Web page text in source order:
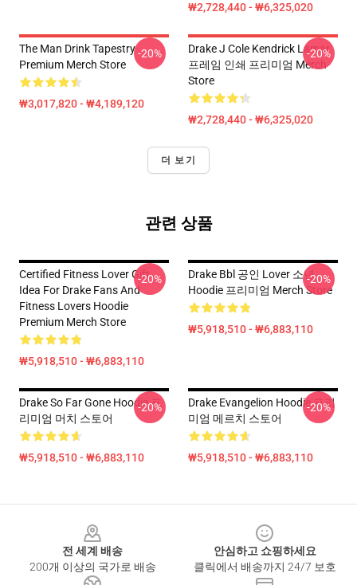
₩2,728,440 - ₩6,325,020
The Man Drink Tapestry
Premium Merch Store
₩3,017,820 - ₩4,189,120
-20%
Drake J Cole Kendrick Lamar
프레임 인쇄 프리미엄 Merch
Store
₩2,728,440 - ₩6,325,020
-20%
더 보기
관련 상품
Certified Fitness Lover Gift
Idea For Drake Fans And
Fitness Lovers Hoodie
Premium Merch Store
₩5,918,510 - ₩6,883,110
-20%
Drake Bbl 공인 Lover 소년
Hoodie 프리미엄 Merch Store
₩5,918,510 - ₩6,883,110
-20%
Drake So Far Gone Hoodie 프
리미엄 머치 스토어
₩5,918,510 - ₩6,883,110
-20%
Drake Evangelion Hoodie 프리
미엄 메르치 스토어
₩5,918,510 - ₩6,883,110
-20%
전 세계 배송
200개 이상의 국가로 배송
안심하고 쇼핑하세요
클릭에서 배송까지 24/7 보호